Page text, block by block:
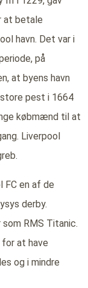
at betale
havn. Det var i
på
at byens havn
pest i 1664
købmænd til at
Liverpool
FC en af de
derby.
RMS Titanic.
at have
og i mindre